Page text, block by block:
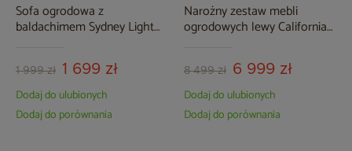
Sofa ogrodowa z
baldachimem Sydney Light
1 999 zł 1 699 zł
Dodaj do ulubionych
Dodaj do porównania
Narożny zestaw mebli
ogrodowych lewy California
8 499 zł 6 999 zł
Dodaj do ulubionych
Dodaj do porównania